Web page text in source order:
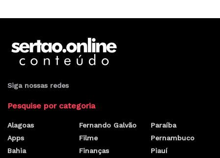
Siga nossas redes
Pesquise por categoria
Alagoas
Apps
Bahia
Fernando Galvão
Filme
Finanças
Paraíba
Pernambuco
Piauí